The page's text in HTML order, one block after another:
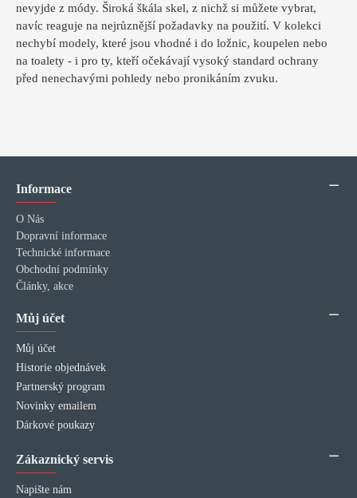
nevyjde z módy. Široká škála skel, z nichž si můžete vybrat,
navíc reaguje na nejrůznější požadavky na použití. V kolekci
nechybí modely, které jsou vhodné i do ložnic, koupelen nebo
na toalety - i pro ty, kteří očekávají vysoký standard ochrany
před nenechavými pohledy nebo pronikáním zvuku.
Informace
O Nás
Dopravní informace
Technické informace
Obchodní podmínky
Články, akce
Můj účet
Můj účet
Historie objednávek
Partnerský program
Novinky emailem
Dárkové poukazy
Zákaznický servis
Napište nám